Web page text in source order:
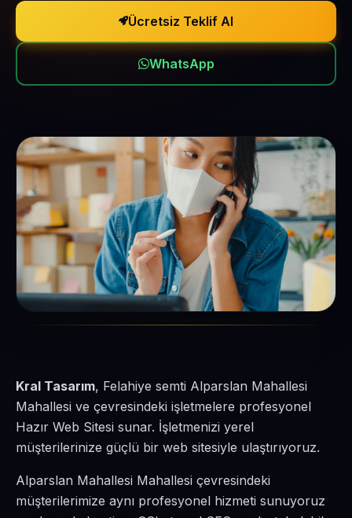
Ücretsiz Teklif Al
WhatsApp
Kral Tasarım, Felahiye semti Alparslan Mahallesi
Mahallesi ve çevresindeki işletmelere profesyonel
Hazır Web Sitesi sunar. İşletmenizi yerel
müşterilerinize güçlü bir web sitesiyle ulaştırıyoruz.
Alparslan Mahallesi Mahallesi çevresindeki
müşterilerimize aynı profesyonel hizmeti sunuyoruz